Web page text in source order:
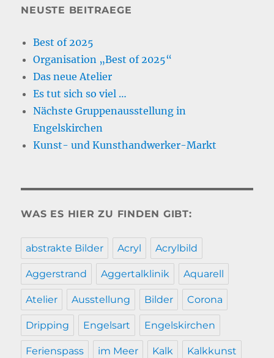
NEUSTE BEITRAEGE
Best of 2025
Organisation „Best of 2025“
Das neue Atelier
Es tut sich so viel …
Nächste Gruppenausstellung in
Engelskirchen
Kunst- und Kunsthandwerker-Markt
WAS ES HIER ZU FINDEN GIBT:
abstrakte Bilder Acryl Acrylbild
Aggerstrand Aggertalklinik Aquarell
Atelier Ausstellung Bilder Corona
Dripping Engelsart Engelskirchen
Ferienspass im Meer Kalk Kalkkunst